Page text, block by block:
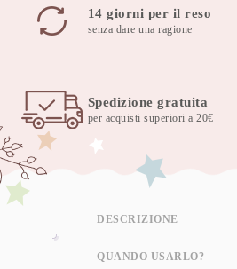
rimovibile
14 giorni per il reso
senza dare una ragione
Spedizione gratuita
per acquisti superiori a 20€
DESCRIZIONE
QUANDO USARLO?